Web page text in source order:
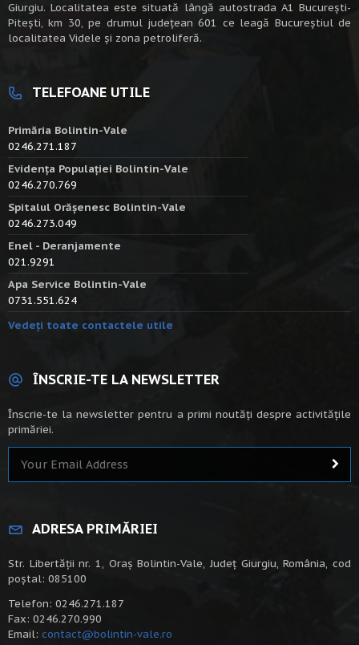
Giurgiu. Localitatea este situată lângă autostrada A1 Bucureşti-
Piteşti, km 30, pe drumul judeţean 601 ce leagă Bucureştiul de
localitatea Videle şi zona petroliferă.
TELEFOANE UTILE
Primăria Bolintin-Vale
0246.271.187
Evidența Populației Bolintin-Vale
0246.270.769
Spitalul Orășenesc Bolintin-Vale
0246.273.049
Enel - Deranjamente
021.9291
Apa Service Bolintin-Vale
0731.551.624
Vedeți toate contactele utile
ÎNSCRIE-TE LA NEWSLETTER
Înscrie-te la newsletter pentru a primi noutăți despre activitățile
primăriei.
ADRESA PRIMĂRIEI
Str. Libertății nr. 1, Oraș Bolintin-Vale, Județ Giurgiu, România, cod
poștal: 085100
Telefon: 0246.271.187
Fax: 0246.270.990
Email: contact@bolintin-vale.ro